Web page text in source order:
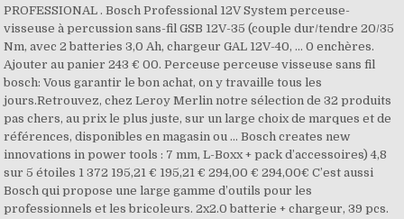
PROFESSIONAL . Bosch Professional 12V System perceuse-
visseuse à percussion sans-fil GSB 12V-35 (couple dur/tendre 20/35
Nm, avec 2 batteries 3,0 Ah, chargeur GAL 12V-40, … 0 enchères.
Ajouter au panier 243 € 00. Perceuse perceuse visseuse sans fil
bosch: Vous garantir le bon achat, on y travaille tous les
jours.Retrouvez, chez Leroy Merlin notre sélection de 32 produits
pas chers, au prix le plus juste, sur un large choix de marques et de
références, disponibles en magasin ou … Bosch creates new
innovations in power tools : 7 mm, L-Boxx + pack d’accessoires) 4,8
sur 5 étoiles 1 372 195,21 € 195,21 € 294,00 € 294,00€ C’est aussi
Bosch qui propose une large gamme d’outils pour les
professionnels et les bricoleurs. 2x2.0 batterie + chargeur, 39 pcs.